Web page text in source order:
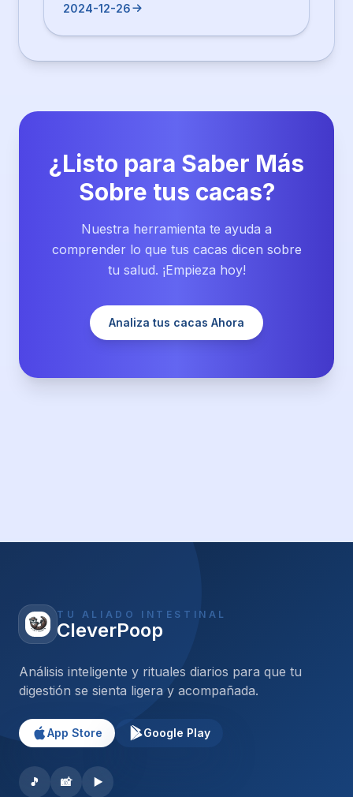
2024-12-26
¿Listo para Saber Más
Sobre tus cacas?
Nuestra herramienta te ayuda a
comprender lo que tus cacas dicen sobre
tu salud. ¡Empieza hoy!
Analiza tus cacas Ahora
TU ALIADO INTESTINAL
CleverPoop
Análisis inteligente y rituales diarios para que tu
digestión se sienta ligera y acompañada.
App Store Google Play
🎵 📸 ▶️